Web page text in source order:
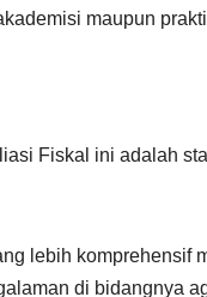
maupun
Fiskal ini adalah
lebih komprehensif
di bidangnya